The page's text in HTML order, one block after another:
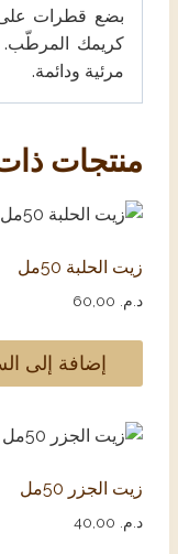
بضع قطرات على
كريمك المرطّب.
مرئية ودائمة.
منتجات
زيت الحلبة 50مل
د.م.
إضافة إلى
زيت الجزر 50مل
د.م.